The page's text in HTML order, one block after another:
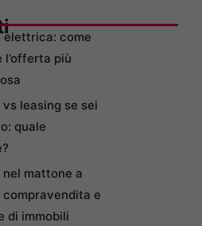
elettrica: come
l’offerta più
vs leasing se sei
quale
mattone a
compravendita e
di immobili